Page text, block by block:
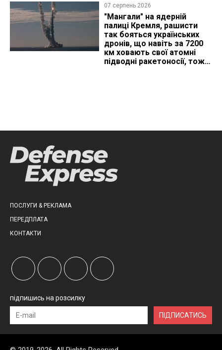
07 серпень 2026
"Мангали" на ядерній
палиці Кремля, рашисти
так бояться українських
дронів, що навіть за 7200
км ховають свої атомні
підводні ракетоносії, тож
ПОСЛУГИ & РЕКЛАМА
ПЕРЕДПЛАТА
КОНТАКТИ
підпишись на розсилку
ПІДПИСАТИСЬ